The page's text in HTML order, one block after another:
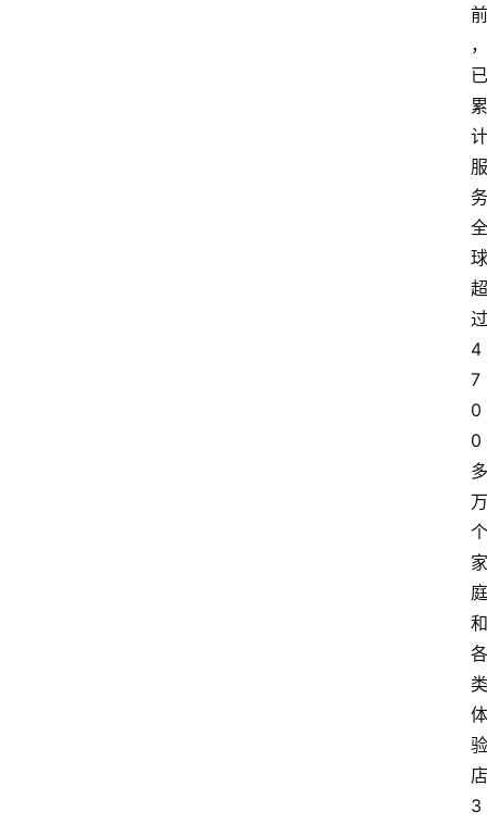
前
，
已
累
计
服
务
全
球
超
过
4
7
0
0
多
万
个
家
庭
和
各
类
体
验
店
3